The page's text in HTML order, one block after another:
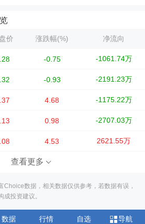
价 涨跌幅(%) 净流向
-0.75 -1061.74万
-0.93 -2191.23万
4.68 -1175.22万
0.98 -2707.03万
4.53 2621.55万
查看更多
Choice数据，相关数据仅供参考，若数据有误，
投资建议。
数据 行情 自选 导航